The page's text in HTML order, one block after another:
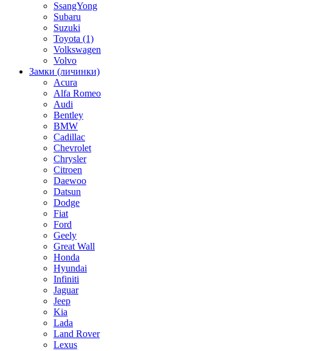
SsangYong
Subaru
Suzuki
Toyota (1)
Volkswagen
Volvo
Замки (личинки)
Acura
Alfa Romeo
Audi
Bentley
BMW
Cadillac
Chevrolet
Chrysler
Citroen
Daewoo
Datsun
Dodge
Fiat
Ford
Geely
Great Wall
Honda
Hyundai
Infiniti
Jaguar
Jeep
Kia
Lada
Land Rover
Lexus